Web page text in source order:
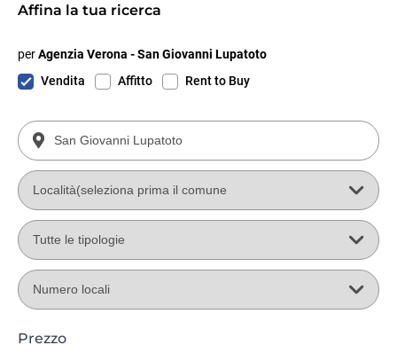
Affina la tua ricerca
perAgenzia Verona - San Giovanni Lupatoto
Vendita
Affitto Rent to Buy
Prezzo